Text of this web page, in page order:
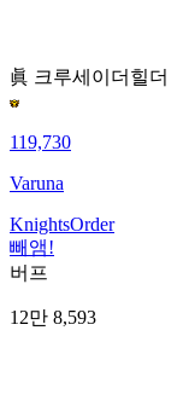
眞 크루세이더 힐더
119,730
Varuna
KnightsOrder
빼앰!
버프
12만 8,593